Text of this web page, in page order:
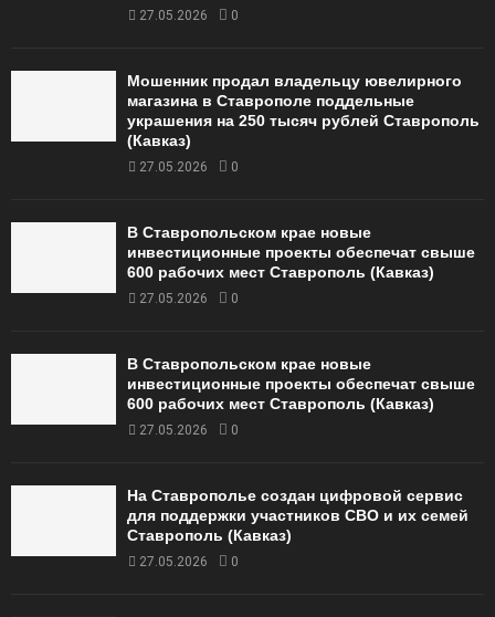
27.05.2026 0
Мошенник продал владельцу ювелирного
магазина в Ставрополе поддельные
украшения на 250 тысяч рублей Ставрополь
(Кавказ)
27.05.2026 0
В Ставропольском крае новые
инвестиционные проекты обеспечат свыше
600 рабочих мест Ставрополь (Кавказ)
27.05.2026 0
В Ставропольском крае новые
инвестиционные проекты обеспечат свыше
600 рабочих мест Ставрополь (Кавказ)
27.05.2026 0
На Ставрополье создан цифровой сервис
для поддержки участников СВО и их семей
Ставрополь (Кавказ)
27.05.2026 0